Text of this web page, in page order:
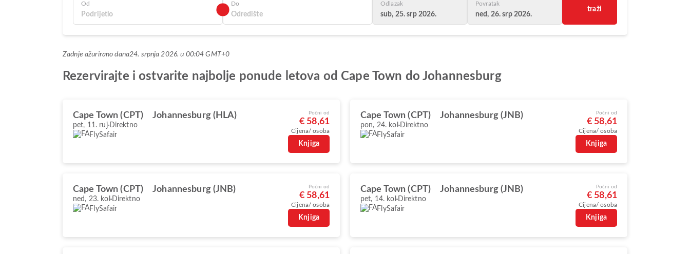
Od Do Odlazak
sub, 25. srp 2026.
Povratak
ned, 26. srp 2026.
traži
Zadnje ažurirano dana24. srpnja 2026. u 00:04 GMT+0
Rezervirajte i ostvarite najbolje ponude letova od Cape Town do Johannesburg
Cape Town (CPT) Johannesburg (HLA)
pet, 11. ruj Direktno
FlySafair
Počni od
€ 58,61
Cijena/ osoba
Knjiga
Cape Town (CPT) Johannesburg (JNB)
pon, 24. kol Direktno
FlySafair
Počni od
€ 58,61
Cijena/ osoba
Knjiga
Cape Town (CPT) Johannesburg (JNB)
ned, 23. kol Direktno
FlySafair
Počni od
€ 58,61
Cijena/ osoba
Knjiga
Cape Town (CPT) Johannesburg (JNB)
pet, 14. kol Direktno
FlySafair
Počni od
€ 58,61
Cijena/ osoba
Knjiga